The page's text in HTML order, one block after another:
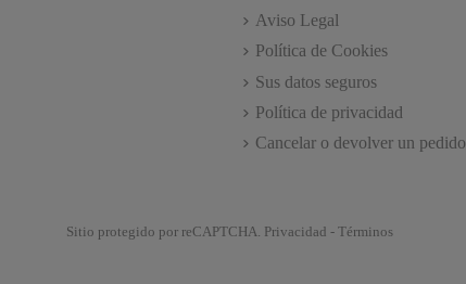
Aviso Legal
Política de Cookies
Sus datos seguros
Política de privacidad
Cancelar o devolver un pedido
Sitio protegido por reCAPTCHA. Privacidad - Términos